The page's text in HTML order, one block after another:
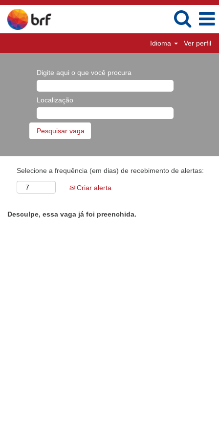
Idioma Ver perfil
Digite aqui o que você procura
Localização
Selecione a frequência (em dias) de recebimento de alertas:
Criar alerta
Desculpe, essa vaga já foi preenchida.